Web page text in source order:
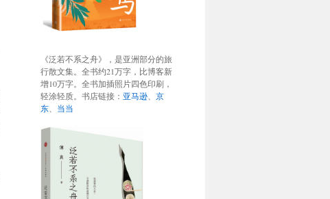
《泛若不系之舟》，是亚洲部分的旅
行散文集。全书约21万字，比博客新
增10万字。全书加插照片四色印刷，
轻涂轻质。书店链接： 亚马逊
京
东
当当